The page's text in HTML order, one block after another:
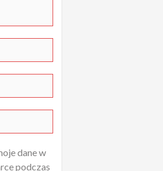
dane w
podczas